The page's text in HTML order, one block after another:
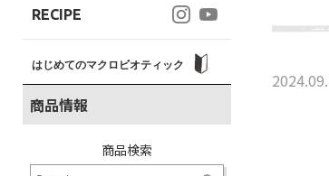
RECIPE
はじめてのマクロビオティック
商品情報
商品検索